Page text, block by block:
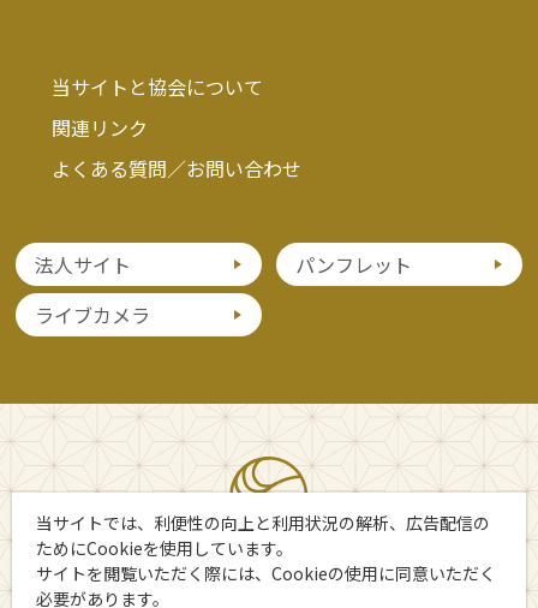
当サイトと協会について
関連リンク
よくある質問／お問い合わせ
法人サイト
パンフレット
ライブカメラ
当サイトでは、利便性の向上と利用状況の解析、広告配信の
ためにCookieを使用しています。
サイトを閲覧いただく際には、Cookieの使用に同意いただく
必要があります。